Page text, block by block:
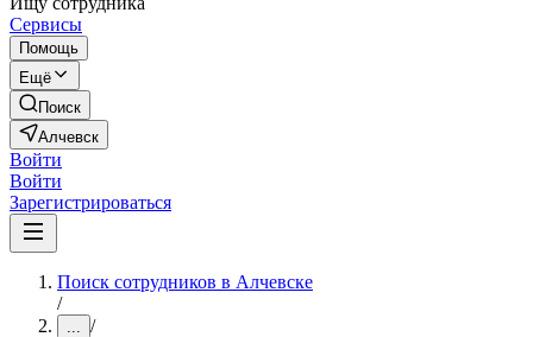
Сервисы
Помощь
Ещё
Поиск
Алчевск
Войти
Войти
Зарегистрироваться
Поиск сотрудников в Алчевске
/
... /